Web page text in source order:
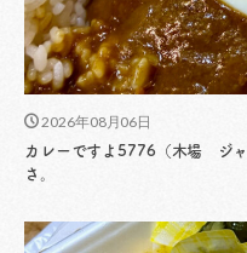
2026年08月06日
カレーですよ5776（木場 ジ
さ。